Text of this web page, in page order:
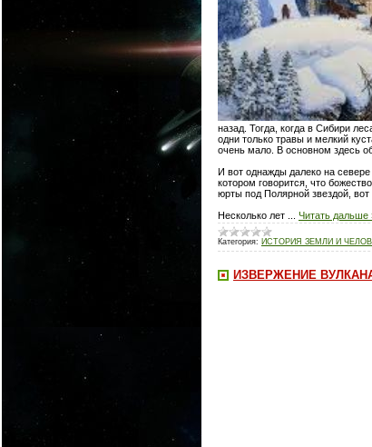
назад. Тогда, когда в Сибири
одни только травы и мелкий
очень мало. В основном здесь
И вот однажды далеко на
котором говорится, что
юрты под Полярной звездой,
Несколько лет
Читать дальше
Категория: ИСТОРИЯ ЗЕМЛИ И
ИЗВЕРЖЕНИЕ